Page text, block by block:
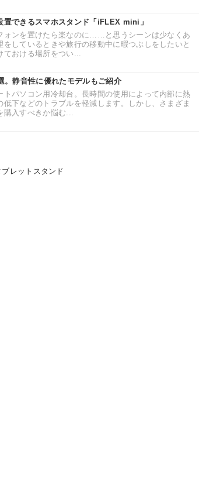
できるスマホスタンド「iFLEX mini」
ォンを置けたら楽なのに……と思うシーンは少なくあ
しているときや旅行の移動中に暇つぶしをしたいと
ておける場所をつい...
。静音性に優れたモデルもご紹介
パソコン用冷却台。長時間の使用によって内部に熱
下などのトラブルを軽減します。しかし、さまざま
購入すべきか悩む...
ブレットスタンド